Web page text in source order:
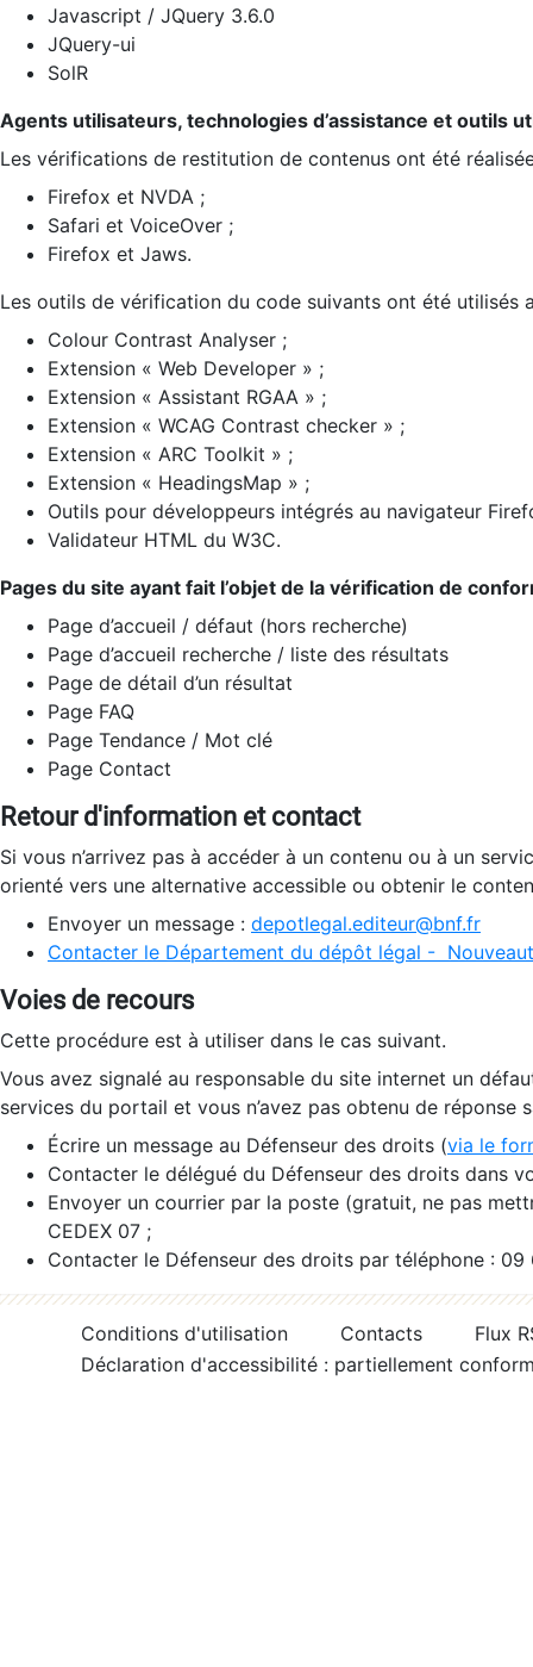
Javascript / JQuery 3.6.0
JQuery-ui
SolR
Agents utilisateurs, technologies d’assistance et outils
Les vérifications de restitution de contenus ont été
Firefox et NVDA ;
Safari et VoiceOver ;
Firefox et Jaws.
Les outils de vérification du code suivants ont été utilisés
Colour Contrast Analyser ;
Extension « Web Developer » ;
Extension « Assistant RGAA » ;
Extension « WCAG Contrast checker » ;
Extension « ARC Toolkit » ;
Extension « HeadingsMap » ;
Outils pour développeurs intégrés au navigateur
Validateur HTML du W3C.
Pages du site ayant fait l’objet de la vérification de
Page d’accueil / défaut (hors recherche)
Page d’accueil recherche / liste des résultats
Page de détail d’un résultat
Page FAQ
Page Tendance / Mot clé
Page Contact
Retour d'information et contact
Si vous n’arrivez pas à accéder à un contenu ou à un
orienté vers une alternative accessible ou obtenir le
Envoyer un message : depotlegal.editeur@bnf.fr
Contacter le Département du dépôt légal -
Voies de recours
Cette procédure est à utiliser dans le cas suivant.
Vous avez signalé au responsable du site internet un
services du portail et vous n’avez pas obtenu de réponse
Écrire un message au Défenseur des droits (via le
Contacter le délégué du Défenseur des droits dans
Envoyer un courrier par la poste (gratuit, ne pas
CEDEX 07 ;
Contacter le Défenseur des droits par téléphone :
Conditions d'utilisation Contacts
Flux
Déclaration d'accessibilité : partiellement